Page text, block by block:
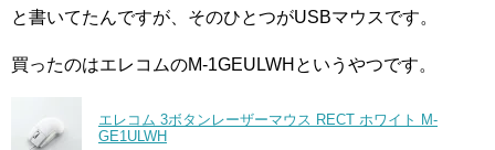
と書いてたんですが、そのひとつがUSBマウスです。
買ったのはエレコムのM-1GEULWHというやつです。
エレコム 3ボタンレーザーマウス RECT ホワイト M-
GE1ULWH